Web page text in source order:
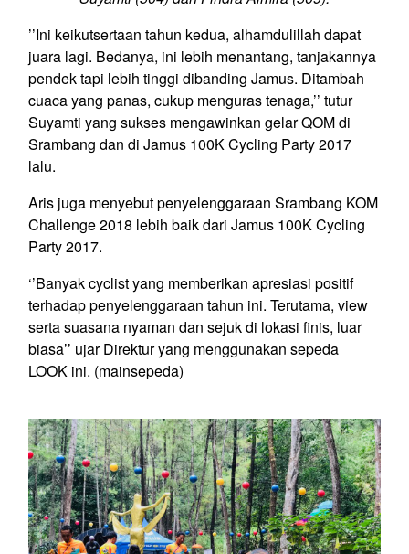
’’Ini keikutsertaan tahun kedua, alhamdulillah dapat
juara lagi. Bedanya, ini lebih menantang, tanjakannya
pendek tapi lebih tinggi dibanding Jamus. Ditambah
cuaca yang panas, cukup menguras tenaga,’’ tutur
Suyamti yang sukses mengawinkan gelar QOM di
Srambang dan di Jamus 100K Cycling Party 2017
lalu.
Aris juga menyebut penyelenggaraan Srambang KOM
Challenge 2018 lebih baik dari Jamus 100K Cycling
Party 2017.
‘’Banyak cyclist yang memberikan apresiasi positif
terhadap penyelenggaraan tahun ini. Terutama, view
serta suasana nyaman dan sejuk di lokasi finis, luar
biasa’’ ujar Direktur yang menggunakan sepeda
LOOK ini. (mainsepeda)